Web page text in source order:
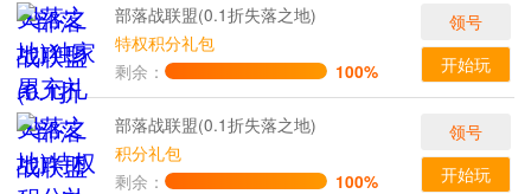
部落战联盟(0.1折失落之地)
特权积分礼包
剩余：
100%
领号
开始玩
部落战联盟(0.1折失落之地)
积分礼包
剩余：
100%
领号
开始玩